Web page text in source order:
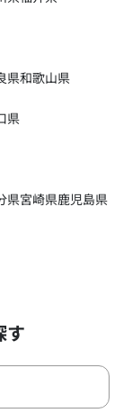
県和歌山県
県
県宮崎県鹿児島県
す